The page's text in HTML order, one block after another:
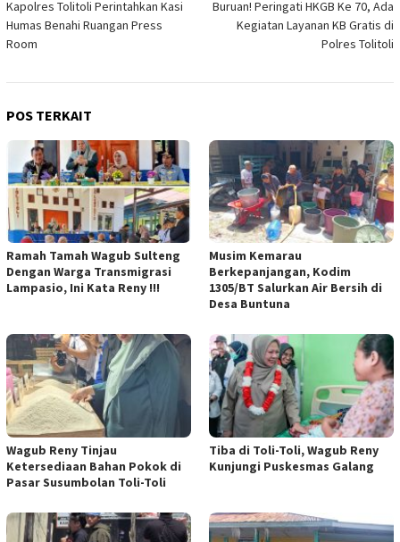
pos
Kapolres Tolitoli Perintahkan Kasi
Humas Benahi Ruangan Press
Room
Buruan! Peringati HKGB Ke 70, Ada
Kegiatan Layanan KB Gratis di
Polres Tolitoli
POS TERKAIT
Ramah Tamah Wagub Sulteng
Dengan Warga Transmigrasi
Lampasio, Ini Kata Reny !!!
Musim Kemarau
Berkepanjangan, Kodim
1305/BT Salurkan Air Bersih di
Desa Buntuna
Wagub Reny Tinjau
Ketersediaan Bahan Pokok di
Pasar Susumbolan Toli-Toli
Tiba di Toli-Toli, Wagub Reny
Kunjungi Puskesmas Galang